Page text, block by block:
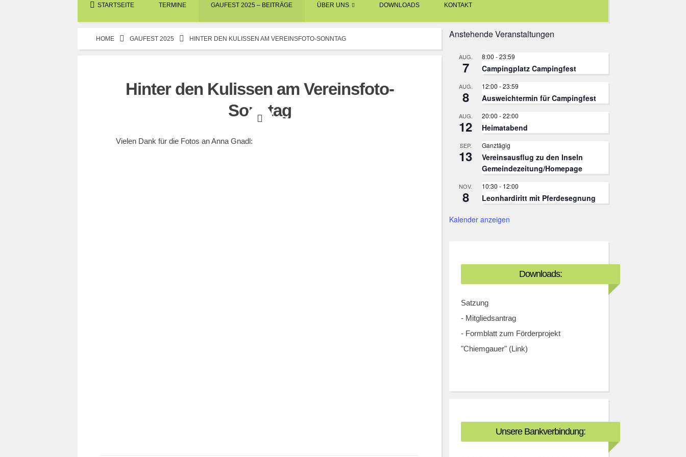
STARTSEITE TERMINE GAUFEST 2025 – BEITRÄGE ÜBER UNS DOWNLOADS KONTAKT
HOME GAUFEST 2025 HINTER DEN KULISSEN AM VEREINSFOTO-SONNTAG
Hinter den Kulissen am Vereinsfoto-
Sonntag
Vielen Dank für die Fotos an Anna Gnadl:
Anstehende Veranstaltungen
AUG.
7
8:00 -23:59
Campingplatz Campingfest
AUG.
8
12:00 -23:59
Ausweichtermin für Campingfest
AUG.
12
20:00 -22:00
Heimatabend
SEP.
13
Ganztägig
Vereinsausflug zu den Inseln
Gemeindezeitung/Homepage
NOV.
8
10:30 - 12:00
Leonhardiritt mit Pferdesegnung
Kalender anzeigen
Downloads:
Satzung
- Mitgliedsantrag
- Formblatt zum Förderprojekt
"Chiemgauer" (Link)
Unsere Bankverbindung: